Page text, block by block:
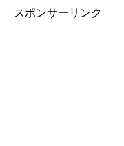
スポンサーリンク